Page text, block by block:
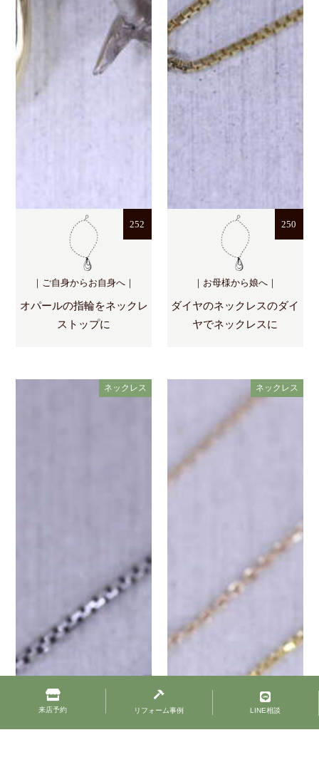
252
｜ご自身からお自身へ｜
オパールの指輪をネックレ
ストップに
250
｜お母様から娘へ｜
ダイヤのネックレスのダイ
ヤでネックレスに
ネックレス ネックレス
来店予約 リフォーム事例 LINE相談